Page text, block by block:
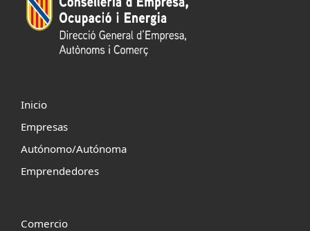
Inicio
Empresas
Autónomo/Autónoma
Emprendedores
Comercio